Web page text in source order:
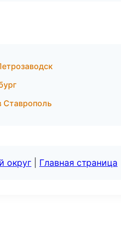
Ставрополь
округ Главная страница